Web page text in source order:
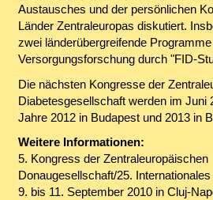
Austausches und der persönlichen
Länder Zentraleuropas diskutiert.
zwei länderübergreifende
Versorgungsforschung durch "FID-
Die nächsten Kongresse der
Diabetesgesellschaft werden im Juni
Jahre 2012 in Budapest und 2013 in
Weitere Informationen:
5. Kongress der Zentraleuropäischen
Donaugesellschaft/25.
9. bis 11. September 2010 in Cluj-